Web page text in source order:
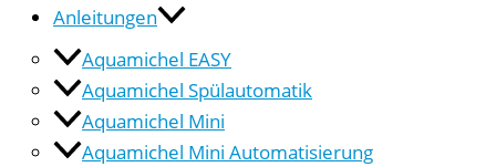
Anleitungen
Aquamichel EASY
Aquamichel Spülautomatik
Aquamichel Mini
Aquamichel Mini Automatisierung